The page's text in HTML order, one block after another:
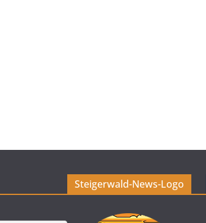
Steigerwald-News-Logo